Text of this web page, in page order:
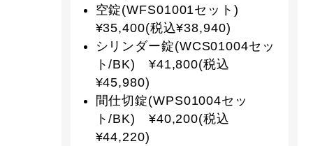
空錠(WFS01001セット)
¥35,400(税込¥38,940)
シリンダー錠(WCS01004セッ
ト/BK) ¥41,800(税込
¥45,980)
間仕切錠(WPS01004セッ
ト/BK) ¥40,200(税込
¥44,220)